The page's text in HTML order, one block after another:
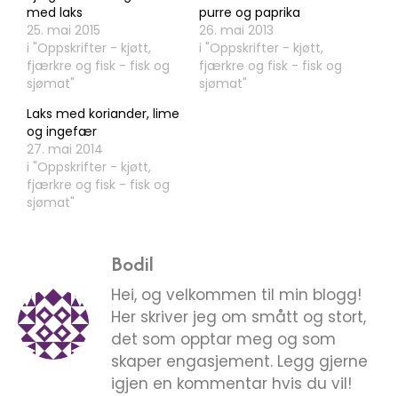
med laks
25. mai 2015
i "Oppskrifter - kjøtt,
fjærkre og fisk - fisk og
sjømat"
purre og paprika
26. mai 2013
i "Oppskrifter - kjøtt,
fjærkre og fisk - fisk og
sjømat"
Laks med koriander, lime
og ingefær
27. mai 2014
i "Oppskrifter - kjøtt,
fjærkre og fisk - fisk og
sjømat"
Bodil
Hei, og velkommen til min blogg!
Her skriver jeg om smått og stort,
det som opptar meg og som
skaper engasjement. Legg gjerne
igjen en kommentar hvis du vil!